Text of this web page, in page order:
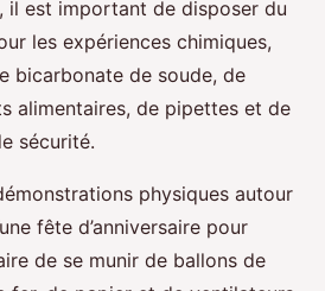
il est important de disposer du
les expériences chimiques,
bicarbonate de soude, de
alimentaires, de pipettes et de
sécurité.
physiques autour
fête d’anniversaire pour
de se munir de ballons de